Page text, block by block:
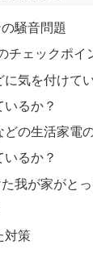
騒音問題
チェックポイ
気を付けて
るか？
の生活家電
るか？
我が家がと
対策